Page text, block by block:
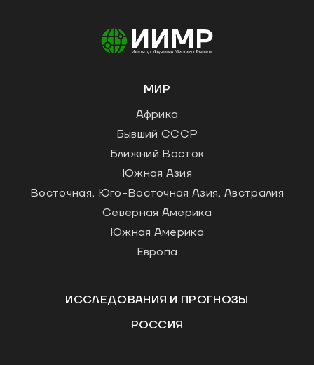
МИР
Африка
Бывший СССР
Ближний Восток
Южная Азия
Восточная, Юго-Восточная Азия, Австралия
Северная Америка
Южная Америка
Европа
ИССЛЕДОВАНИЯ И ПРОГНОЗЫ
РОССИЯ